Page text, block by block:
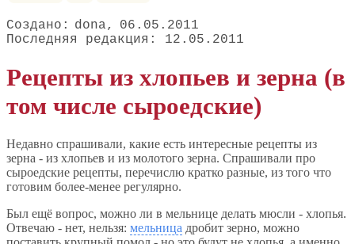
dona
06.05.2011
12.05.2011
Рецепты из хлопьев и зерна (в
том числе сыроедские)
Недавно спрашивали, какие есть интересные рецепты из
зерна - из хлопьев и из молотого зерна. Спрашивали про
сыроедские рецепты, перечислю кратко разные, из того что
готовим более-менее регулярно.
Был ещё вопрос, можно ли в мельнице делать мюсли - хлопья.
Отвечаю - нет, нельзя: мельница дробит зерно, можно